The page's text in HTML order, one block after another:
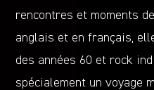
rencontres et moments
anglais et en français,
des années 60 et rock
spécialement un voyage